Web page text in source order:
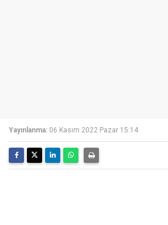
Yayınlanma: 06 Kasım 2022 Pazar 15:14